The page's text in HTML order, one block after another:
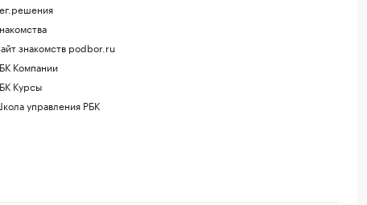
знакомств podbor.ru
Компании
Курсы
управления РБК